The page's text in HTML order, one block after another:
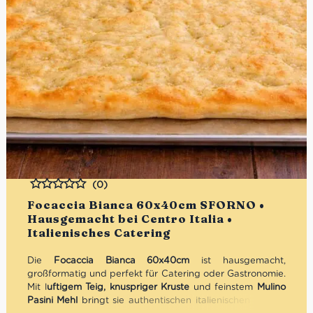
Focaccia Bianca 60x40cm SFORNO •
Hausgemacht bei Centro Italia •
Italienisches Catering
Bewertet
(0)
Die Focaccia Bianca 60x40cm ist hausgemacht,
großformatig und perfekt für Catering oder Gastronomie.
Mit luftigem Teig, knuspriger Kruste und feinstem Mulino
Pasini Mehl bringt sie authentischen italienischen Genuss